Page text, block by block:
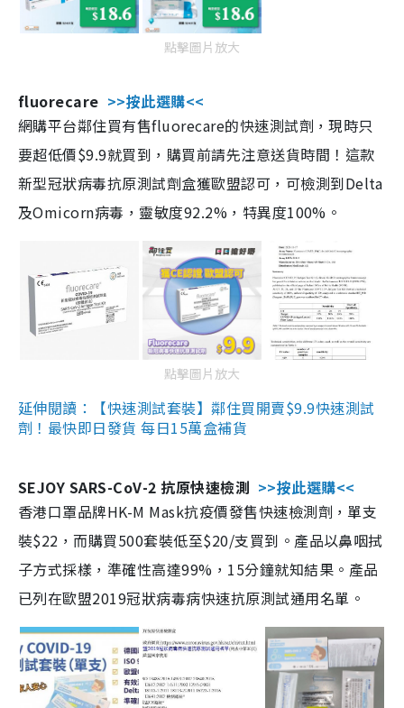
點擊圖片放大
fluorecare >>按此選購<<
網購平台鄰住買有售fluorecare的快速測試劑，現時只
要超低價$9.9就買到，購買前請先注意送貨時間！這款
新型冠狀病毒抗原測試劑盒獲歐盟認可，可檢測到Delta
及Omicorn病毒，靈敏度92.2%，特異度100%。
點擊圖片放大
延伸閱讀：【快速測試套裝】鄰住買開賣$9.9快速測試
劑！最快即日發貨 每日15萬盒補貨
SEJOY SARS-CoV-2 抗原快速檢測 >>按此選購<<
香港口罩品牌HK-M Mask抗疫價發售快速檢測劑，單支
裝$22，而購買500套裝低至$20/支買到。產品以鼻咽拭
子方式採樣，準確性高達99%，15分鐘就知結果。產品
已列在歐盟2019冠狀病毒病快速抗原測試通用名單。